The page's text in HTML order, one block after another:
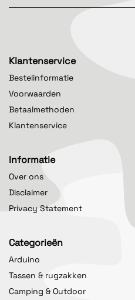
Klantenservice
Bestelinformatie
Voorwaarden
Betaalmethoden
Klantenservice
Informatie
Over ons
Disclaimer
Privacy Statement
Categorieën
Arduino
Tassen & rugzakken
Camping & Outdoor